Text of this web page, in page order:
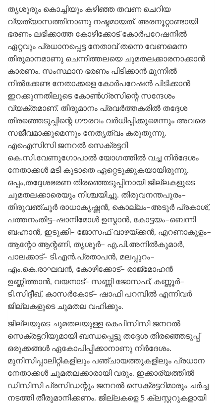
തൃശൂരും കൊച്ചിയും കഴിഞ്ഞ തവണ ചെറിയ
വ്യത്യാസത്തിനാണു നഷ്ടമായത്. അരനൂറ്റാണ്ടായി
ഭരണം ലഭിക്കാത്ത കോഴിക്കോട് കോർപറേഷനിൽ
ഏറ്റവും പ്രധാനപ്പെട്ട നേതാവ് തന്നെ വേണമെന്ന
തീരുമാനമാണു ചെന്നിത്തലയെ ചുമതലക്കാരനാക്കാൻ
കാരണം. സംസ്ഥാന ഭരണം പിടിക്കാൻ മുന്നിൽ
നിൽക്കേണ്ട നേതാക്കളെ കോർപറേഷൻ പിടിക്കാൻ
ഇറക്കുന്നതിലൂടെ കോൺഗ്രസിന്റെ സന്ദേശം
വ്യക്തമാണ്. തീരുമാനം പ്രവർത്തകരിൽ തദ്ദേശ
തിരഞ്ഞെടുപ്പിന്റെ ഗൗരവം വർധിപ്പിക്കുമെന്നും അവരെ
സജീവമാക്കുമെന്നും നേതൃത്വം കരുതുന്നു.
എഐസിസി ജനറൽ സെക്രട്ടറി
കെ.സി.വേണുഗോപാൽ യോഗത്തിൽ വച്ച നിർദേശം
നേതാക്കൾ മടി കൂടാതെ ഏറ്റെടുക്കുകയായിരുന്നു.
ഒപ്പം,തദ്ദേശഭരണ തിരഞ്ഞെടുപ്പിനായി ജില്ലകളുടെ
ചുമതലക്കാരെയും നിശ്ചയിച്ചു. തിരുവനന്തപുരം–
തിരുവഞ്ചൂർ രാധാകൃഷ്ണൻ, കൊല്ലം–അടൂർ പ്രകാശ്,
പത്തനംതിട്ട–ഷാനിമോൾ ഉസ്മാൻ, കോട്ടയം–ബെന്നി
ബഹ്നാൻ, ഇടുക്കി– ജോസഫ് വാഴയ്ക്കൻ, എറണാകുളം–
ആന്റോ ആന്റണി, തൃശൂർ– എ.പി.അനിൽകുമാർ,
പാലക്കാട്– ടി.എൻ.പ്രതാപൻ, മലപ്പുറം–
എം.കെ.രാഘവൻ, കോഴിക്കോട്– രാജ്മോഹൻ
ഉണ്ണിത്താൻ, വയനാട്– സണ്ണി ജോസഫ്, കണ്ണൂർ–
ടി.സിദ്ദീഖ്, കാസർകോട്– ഷാഫി പറമ്പിൽ എന്നിവർ
ജില്ലകളുടെ ചുമതല വഹിക്കും.
ജില്ലയുടെ ചുമതലയുള്ള കെപിസിസി ജനറൽ
സെക്രട്ടറിയുമായി ബന്ധപ്പെട്ടു തദ്ദേശ തിരഞ്ഞെടുപ്പ്
ഒരുക്കങ്ങൾ ഏകോപിപ്പിക്കാനാണു നിർദേശം.
മുനിസിപ്പാലിറ്റികളിലും പഞ്ചായത്തുകളിലും പ്രധാന
നേതാക്കൾ ചുമതലക്കാരായി വരും. ഇക്കാര്യത്തിൽ
ഡിസിസി പ്രസിഡന്റും ജനറൽ സെക്രട്ടറിമാരും ചർച്ച
നടത്തി തീരുമാനിക്കണം. ജില്ലകളെ 5 ക്ലസ്റ്ററുകളായി